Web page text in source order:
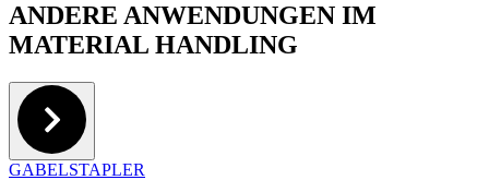
ANDERE ANWENDUNGEN IM
MATERIAL HANDLING
GABELSTAPLER